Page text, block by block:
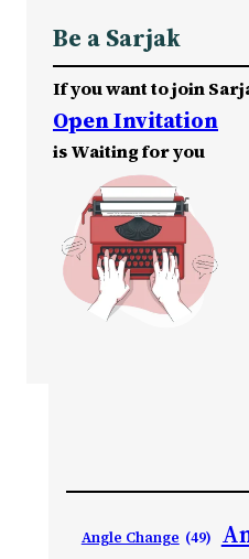
Be a Sarjak
If you want to join
Open Invitation
is Waiting for you
Angle Change (49)